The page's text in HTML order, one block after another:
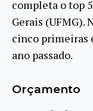
completa o top
Gerais (UFMG).
cinco primeiras
ano passado.
Orçamento